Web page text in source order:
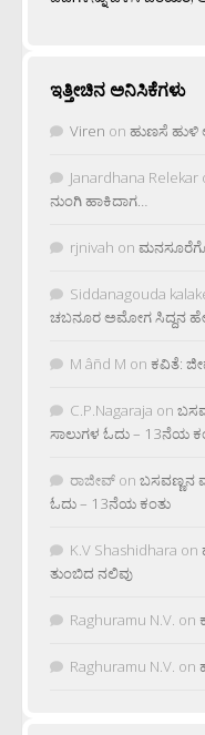
ಇತ್ತೀಚಿನ ಅನಿಸಿಕೆಗಳು
Viren on ಹುಣಸೆ ಹುಳಿ
Janardhana Relekar
ನುಂಗಿ ಹಾಕಿದಾಗ…
rjnivah on
Siddanagouda
ಚಬನೂರ ಅಮೋಗ ಸಿದ್ದನ
M âñd M on ಕವಿತೆ:
C.P.Nagaraja on
ಸಾಲುಗಳ ಓದು – 13ನೆಯ
ರಾಜೀವ್ on ಬಸವಣ್ಣನ
ಓದು – 13ನೆಯ ಕಂತು
K.V Shashidhara on
ತುಂಬಿದ ನಲಿವು
Raghuramu N.V. on
Raghuramu N.V. on